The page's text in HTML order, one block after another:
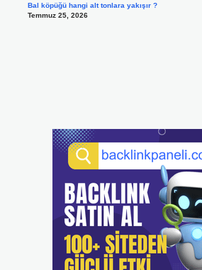
Bal köpüğü hangi alt tonlara yakışır ?
Temmuz 25, 2026